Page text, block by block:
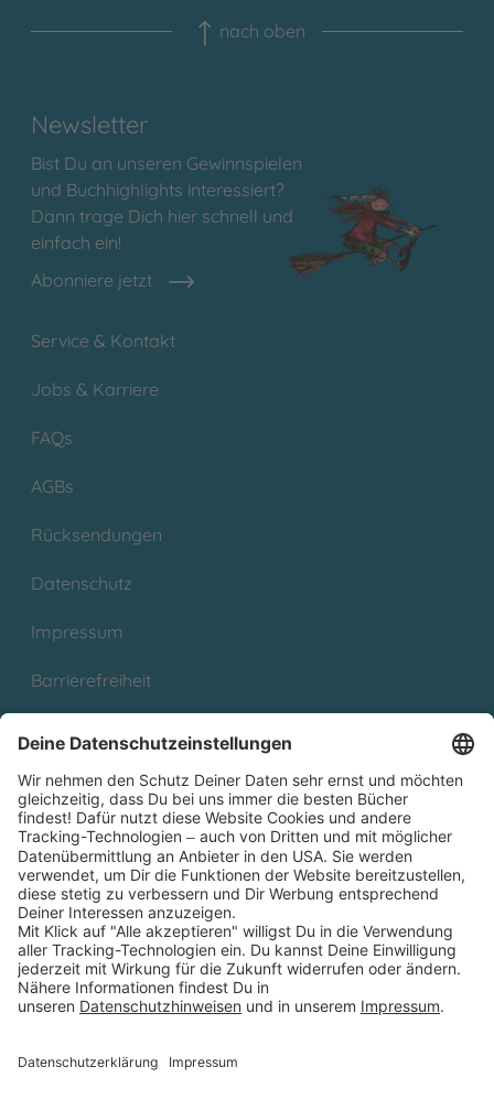
nach oben
Newsletter
Bist Du an unseren Gewinnspielen
und Buchhighlights interessiert?
Dann trage Dich hier schnell und
einfach ein!
Abonniere jetzt
Service & Kontakt
Jobs & Karriere
FAQs
AGBs
Rücksendungen
Datenschutz
Impressum
Barrierefreiheit
Partnerprogramm (Affiliate)
Folge uns auf
* Versandkostenfrei ab 9,00 € Bestellwert innerhalb
Deutschlands
** Lieferzeit 1-3 Werktage innerhalb Deutschlands
Thienemann-Esslinger Verlag GmbH, Blumenstraße 36, D-70182